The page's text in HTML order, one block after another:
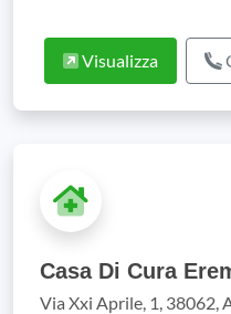
Visualizza
Casa Di Cura
Via Xxi Aprile, 1, 38062,